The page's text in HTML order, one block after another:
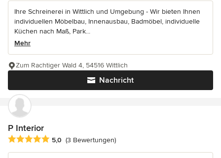
Ihre Schreinerei in Wittlich und Umgebung - Wir bieten Ihnen
individuellen Möbelbau, Innenausbau, Badmöbel, individuelle
Küchen nach Maß, Park...
Mehr
Nachricht
Zum Rachtiger Wald 4, 54516 Wittlich
P Interior
Durchschnittliche Bewertung: 5 von 5 Sternen
5,0 (3 Bewertungen)